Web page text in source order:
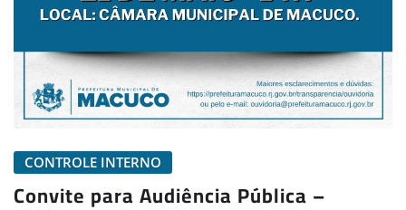
CONTROLE INTERNO
Convite para Audiência Pública –